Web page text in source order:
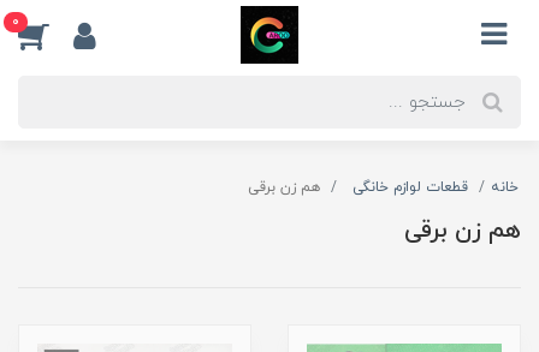
0
خانه قطعات لوازم خانگی هم زن برقی
هم زن برقی